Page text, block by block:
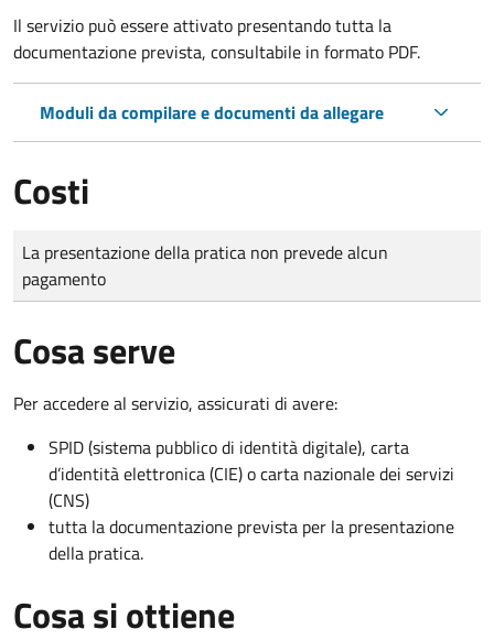
Il servizio può essere attivato presentando tutta la
documentazione prevista, consultabile in formato PDF.
Moduli da compilare e documenti da allegare
Costi
Tipo di pagamento
Importo
La presentazione della pratica non prevede alcun
pagamento
Cosa serve
Per accedere al servizio, assicurati di avere:
SPID (sistema pubblico di identità digitale), carta
d’identità elettronica (CIE) o carta nazionale dei servizi
(CNS)
tutta la documentazione prevista per la presentazione
della pratica.
Cosa si ottiene